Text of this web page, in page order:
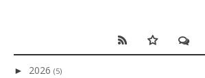
► 2026 (5)